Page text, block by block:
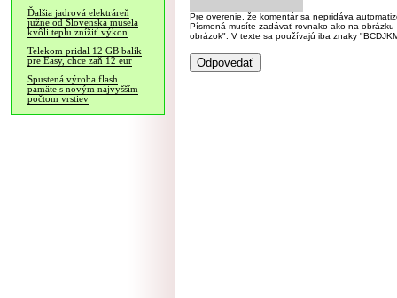
Ďalšia jadrová elektráreň
južne od Slovenska musela
kvôli teplu znížiť výkon
Telekom pridal 12 GB balík
pre Easy, chce zaň 12 eur
Spustená výroba flash
pamäte s novým najvyšším
počtom vrstiev
Pre overenie, že komentár sa nepridáva
Písmená musíte zadávať rovnako ako na
obrázok". V texte sa používajú iba znaky